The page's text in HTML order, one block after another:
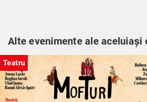
Alte evenimente ale aceluiași
Teatru